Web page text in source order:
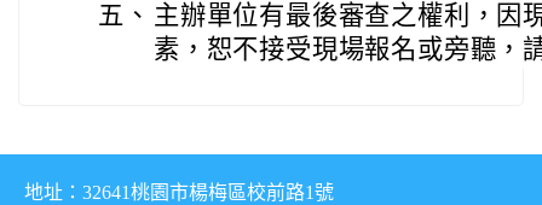
五、 主辦單位有最後審查之權利，因
素，恕不接受現場報名或旁聽，
地址：32641桃園市楊梅區校前路1號